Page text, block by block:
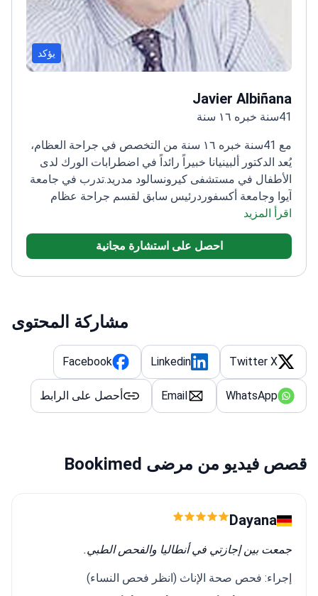
يؤكد
41سنة خبره ١٦ سنة
يُعد الدكتور ألبينيانا خبيراً رائداً في اضطرابات الورك لدى
الأطفال في مستشفى كيرونسالود مدريد.تدرب في جامعة
آيوا وجامعة أكسفوردرئيس سابق لقسم جراحة عظام
الأطفال في مستشفى لا بازنشر أبحاثاً حول علاجات خلل
التنسج الوركي
العظام
اقرأ المزيد
Twitter X
Linkedin
Facebook
WhatsApp
Email أحصل على الرابط
جمعت بين إجازتي في أنطاليا والفحص الطبي.
إجراء: فحص صحة الإناث (انظر فحص النساء)
مستشفى: Memorial Antalya Hospital